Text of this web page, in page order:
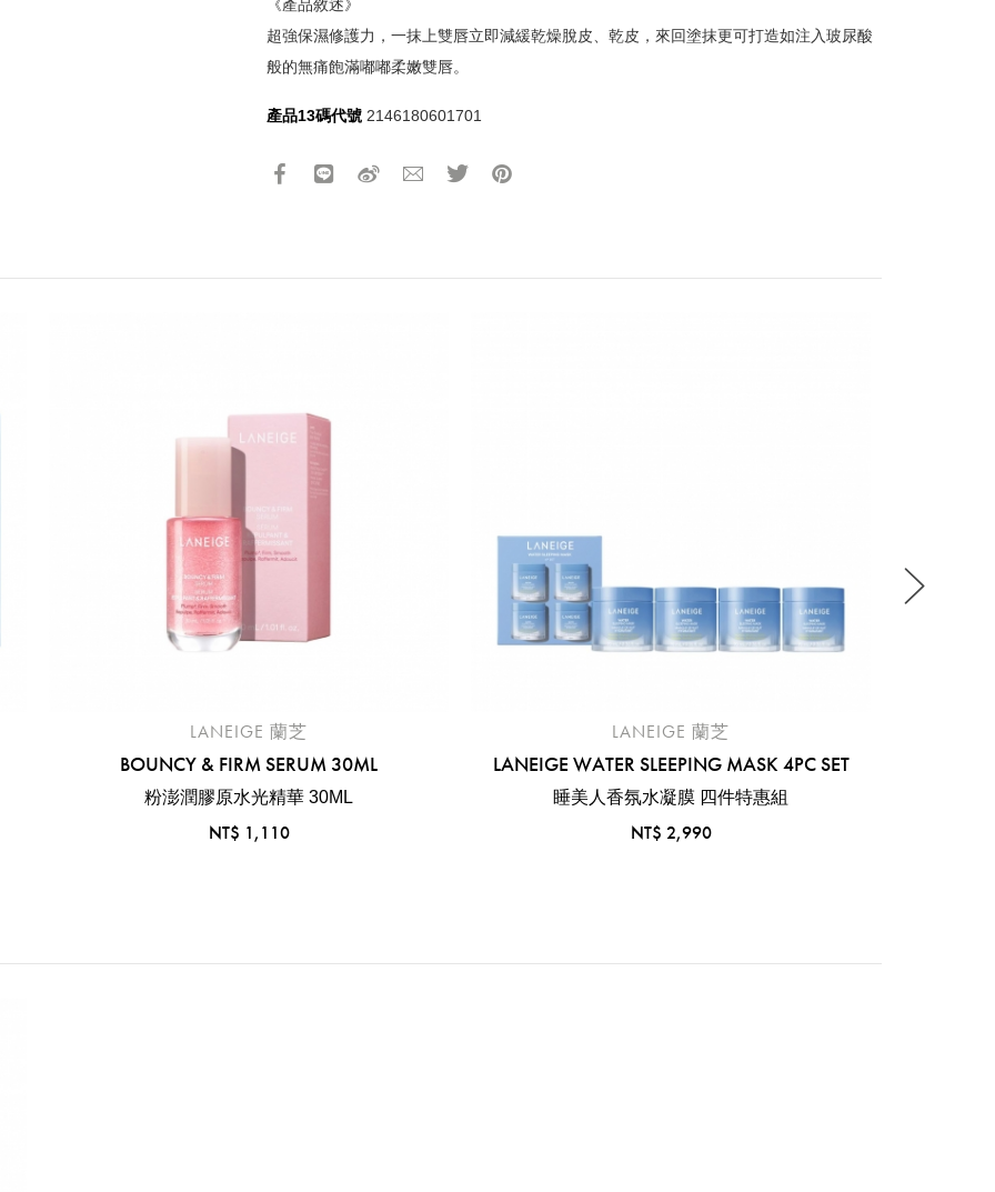
【免運優惠】2026/8/21 - 2026/8/23 不限金額享免運優惠乙次
更多優惠請見
什麼鬼都有活動頁
《刷指定信用卡優惠》
如使用信用卡分期，無法部分退換貨，須整筆刷退後重新購買
《產品敘述》
超強保濕修護力，一抹上雙唇立即減緩乾燥脫皮、乾皮，來回塗抹更可打造如注入玻尿酸
般的無痛飽滿嘟嘟柔嫩雙唇。
產品13碼代號 2146180601701
LANEIGE 蘭芝
BOUNCY & FIRM SERUM 30ML
粉澎潤膠原水光精華 30ML
NT$ 1,110
LANEIGE 蘭芝
LANEIGE WATER SLEEPING MASK 4PC SET
睡美人香氛水凝膜 四件特惠組
NT$ 2,990